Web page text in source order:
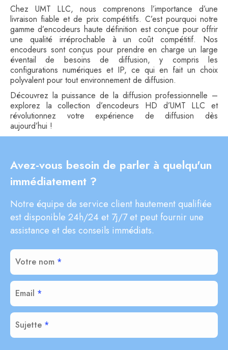
Chez UMT LLC, nous comprenons l’importance d’une
livraison fiable et de prix compétitifs. C’est pourquoi notre
gamme d’encodeurs haute définition est conçue pour offrir
une qualité irréprochable à un coût compétitif. Nos
encodeurs sont conçus pour prendre en charge un large
éventail de besoins de diffusion, y compris les
configurations numériques et IP, ce qui en fait un choix
polyvalent pour tout environnement de diffusion.
Découvrez la puissance de la diffusion professionnelle –
explorez la collection d’encodeurs HD d’UMT LLC et
révolutionnez votre expérience de diffusion dès
aujourd’hui !
Avez-vous besoin de parler à quelqu'un
immédiatement ?
Notre équipe de service client hautement qualifiée
est disponible 24h/24 et 7j/7 et peut fournir une
assistance et des conseils immédiats.
Votre nom
Email
Sujette